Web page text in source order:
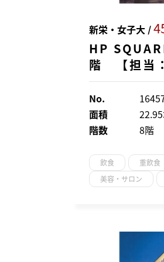
新栄・女子大 /
HP
階 【担当
No.
面積
階数
8階
飲食 重飲食
美容・サロン